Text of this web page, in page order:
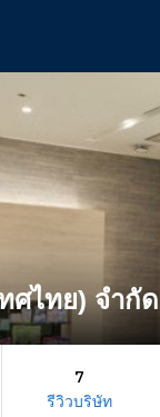
ศไทย) จำกัด
7
รีวิวบริษัท